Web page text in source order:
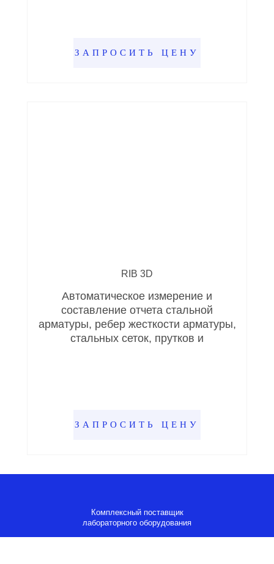
ЗАПРОСИТЬ ЦЕНУ
RIB 3D
Автоматическое измерение и
составление отчета стальной
арматуры, ребер жесткости арматуры,
стальных сеток, прутков и
ЗАПРОСИТЬ ЦЕНУ
Комплексный поставщик
лабораторного оборудования